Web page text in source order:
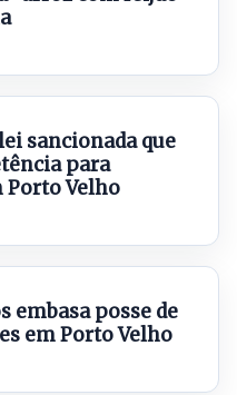
sancionada que
para
Porto Velho
embasa posse de
em Porto Velho